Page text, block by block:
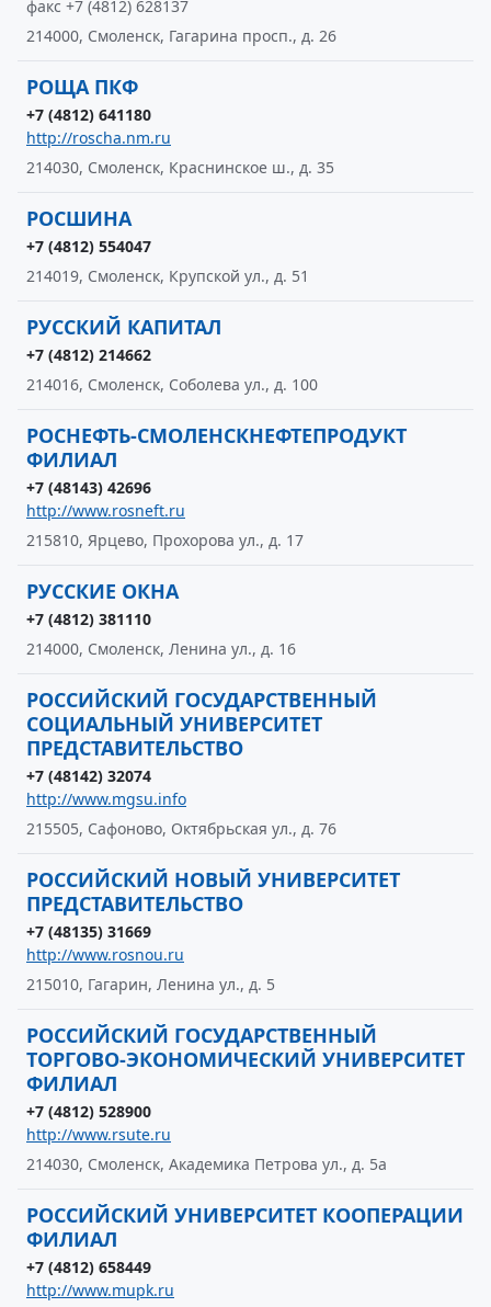
факс +7 (4812) 628137
214000, Смоленск, Гагарина просп., д. 26
РОЩА ПКФ
+7 (4812) 641180
http://roscha.nm.ru
214030, Смоленск, Краснинское ш., д. 35
РОСШИНА
+7 (4812) 554047
214019, Смоленск, Крупской ул., д. 51
РУССКИЙ КАПИТАЛ
+7 (4812) 214662
214016, Смоленск, Соболева ул., д. 100
РОСНЕФТЬ-СМОЛЕНСКНЕФТЕПРОДУКТ
ФИЛИАЛ
+7 (48143) 42696
http://www.rosneft.ru
215810, Ярцево, Прохорова ул., д. 17
РУССКИЕ ОКНА
+7 (4812) 381110
214000, Смоленск, Ленина ул., д. 16
РОССИЙСКИЙ ГОСУДАРСТВЕННЫЙ
СОЦИАЛЬНЫЙ УНИВЕРСИТЕТ
ПРЕДСТАВИТЕЛЬСТВО
+7 (48142) 32074
http://www.mgsu.info
215505, Сафоново, Октябрьская ул., д. 76
РОССИЙСКИЙ НОВЫЙ УНИВЕРСИТЕТ
ПРЕДСТАВИТЕЛЬСТВО
+7 (48135) 31669
http://www.rosnou.ru
215010, Гагарин, Ленина ул., д. 5
РОССИЙСКИЙ ГОСУДАРСТВЕННЫЙ
ТОРГОВО-ЭКОНОМИЧЕСКИЙ УНИВЕРСИТЕТ
ФИЛИАЛ
+7 (4812) 528900
http://www.rsute.ru
214030, Смоленск, Академика Петрова ул., д. 5а
РОССИЙСКИЙ УНИВЕРСИТЕТ КООПЕРАЦИИ
ФИЛИАЛ
+7 (4812) 658449
http://www.mupk.ru